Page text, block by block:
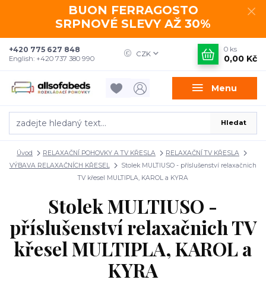
BUON FERRAGOSTO
SRPNOVÉ SLEVY AŽ 30%
Menu
CZK
Hledat
+420 775 627 848
English: +420 737 380 990
0 ks
0,00 Kč
Úvod RELAXAČNÍ POHOVKY A TV KŘESLA
RELAXAČNÍ TV KŘESLA
VÝBAVA RELAXAČNÍCH KŘESEL
Stolek MULTIUSO - příslušenství relaxačnich
TV křesel MULTIPLA, KAROL a KYRA
Stolek MULTIUSO -
příslušenství relaxačnich TV
křesel MULTIPLA, KAROL a
KYRA